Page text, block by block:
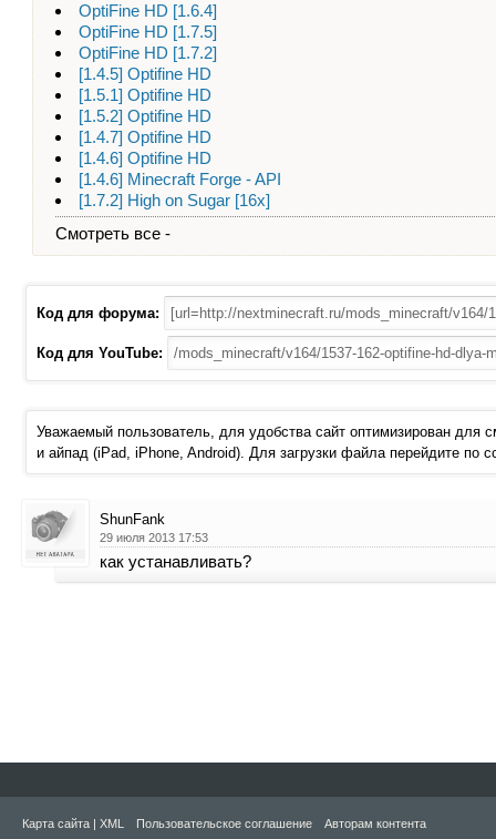
OptiFine HD [1.6.4]
OptiFine HD [1.7.5]
OptiFine HD [1.7.2]
[1.4.5] Optifine HD
[1.5.1] Optifine HD
[1.5.2] Optifine HD
[1.4.7] Optifine HD
[1.4.6] Optifine HD
[1.4.6] Minecraft Forge - API
[1.7.2] High on Sugar [16x]
Смотреть все -
Код для форума:
Код для YouTube:
Уважаемый пользователь, для удобства сайт оптимизирован для
и айпад (iPad, iPhone, Android). Для загрузки файла перейдите по
ShunFank
29 июля 2013 17:53
как устанавливать?
Карта сайта | XML Пользовательское соглашение
Авторам контента